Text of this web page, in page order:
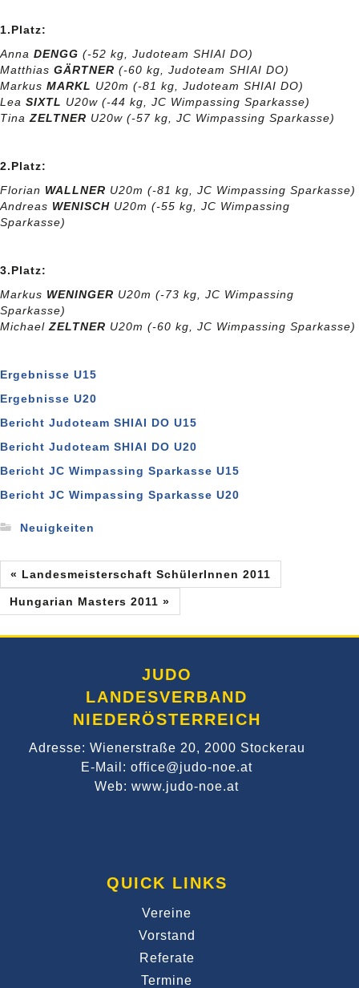
1.Platz:
Anna DENGG (-52 kg, Judoteam SHIAI DO)
Matthias GÄRTNER (-60 kg, Judoteam SHIAI DO)
Markus MARKL U20m (-81 kg, Judoteam SHIAI DO)
Lea SIXTL U20w (-44 kg, JC Wimpassing Sparkasse)
Tina ZELTNER U20w (-57 kg, JC Wimpassing Sparkasse)
2.Platz:
Florian WALLNER U20m (-81 kg, JC Wimpassing Sparkasse)
Andreas WENISCH U20m (-55 kg, JC Wimpassing
Sparkasse)
3.Platz:
Markus WENINGER U20m (-73 kg, JC Wimpassing
Sparkasse)
Michael ZELTNER U20m (-60 kg, JC Wimpassing Sparkasse)
Ergebnisse U15
Ergebnisse U20
Bericht Judoteam SHIAI DO U15
Bericht Judoteam SHIAI DO U20
Bericht JC Wimpassing Sparkasse U15
Bericht JC Wimpassing Sparkasse U20
Neuigkeiten
« Landesmeisterschaft SchülerInnen 2011
Hungarian Masters 2011 »
JUDO
LANDESVERBAND
NIEDERÖSTERREICH
Adresse: Wienerstraße 20, 2000 Stockerau
E-Mail: office@judo-noe.at
Web: www.judo-noe.at
QUICK LINKS
Vereine
Vorstand
Referate
Termine